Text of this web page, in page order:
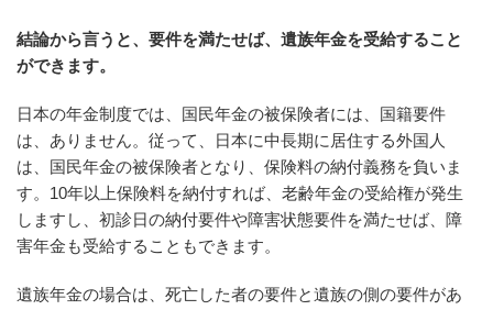
結論から言うと、要件を満たせば、遺族年金を受給すること
ができます。
日本の年金制度では、国民年金の被保険者には、国籍要件
は、ありません。従って、日本に中長期に居住する外国人
は、国民年金の被保険者となり、保険料の納付義務を負いま
す。10年以上保険料を納付すれば、老齢年金の受給権が発生
しますし、初診日の納付要件や障害状態要件を満たせば、障
害年金も受給することもできます。
遺族年金の場合は、死亡した者の要件と遺族の側の要件があ